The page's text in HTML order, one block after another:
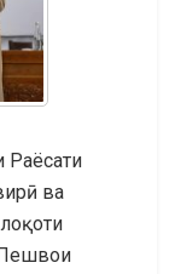
Раёсати
ва
Пешвои